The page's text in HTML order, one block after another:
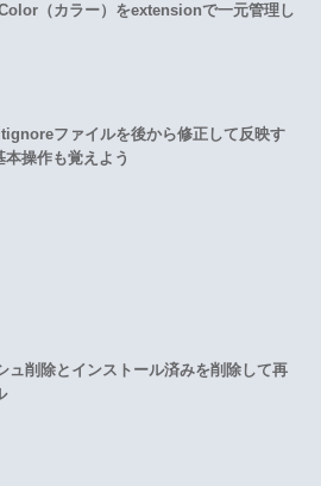
（カラー）をextensionで一元管理し
ファイルを後から修正して反映す
操作も覚えよう
ュ削除とインストール済みを削除して再